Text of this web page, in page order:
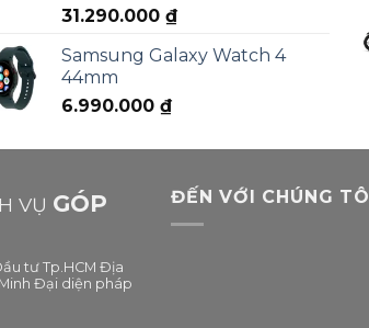
31.290.000 ₫
Samsung Galaxy Watch 4
44mm
6.990.000 ₫
VỤ GÓP
tư Tp.HCM Địa
Đại diện pháp
ĐẾN VỚI CHÚNG TÔI